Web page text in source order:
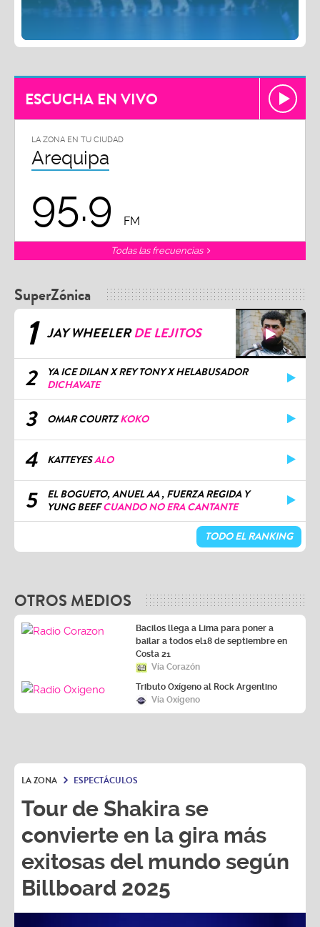
ESCUCHA EN VIVO
LA ZONA EN TU CIUDAD
Arequipa
95.9 FM
Todas las frecuencias
SuperZónica
1 JAY WHEELERDE LEJITOS
2
YA ICE DILAN X REY TONY X HELABUSADOR
DICHAVATE
3 OMAR COURTZKOKO
4 KATTEYESALO
5
EL BOGUETO, ANUEL AA , FUERZA REGIDA Y
YUNG BEEFCUANDO NO ERA CANTANTE
TODO EL RANKING
Bacilos llega a Lima para poner a
bailar a todos el18 de septiembre en
Costa 21
Vía Corazón
Tributo Oxígeno al Rock Argentino
Vía Oxígeno
Tour de Shakira se
convierte en la gira más
exitosas del mundo según
Billboard 2025